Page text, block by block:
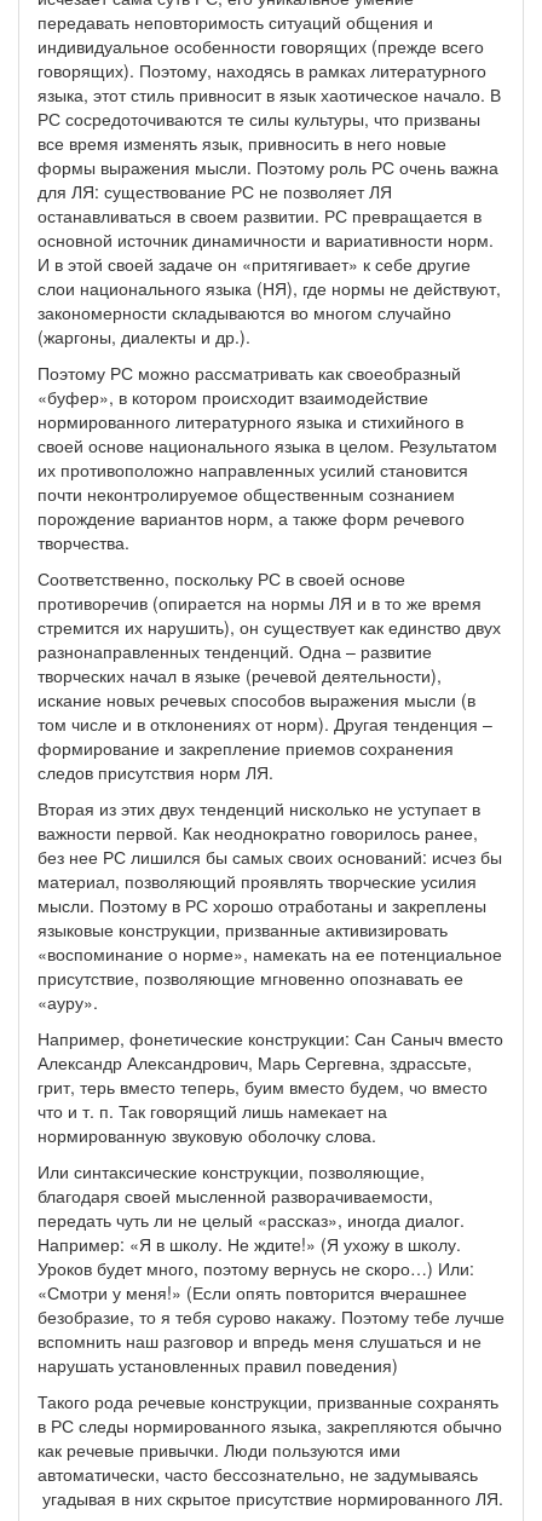
передавать неповторимость ситуаций общения и
индивидуальное особенности говорящих (прежде всего
говорящих). Поэтому, находясь в рамках литературного
языка, этот стиль привносит в язык хаотическое начало. В
РС сосредоточиваются те силы культуры, что призваны
все время изменять язык, привносить в него новые
формы выражения мысли. Поэтому роль РС очень важна
для ЛЯ: существование РС не позволяет ЛЯ
останавливаться в своем развитии. РС превращается в
основной источник динамичности и вариативности норм.
И в этой своей задаче он «притягивает» к себе другие
слои национального языка (НЯ), где нормы не действуют,
закономерности складываются во многом случайно
(жаргоны, диалекты и др.).
Поэтому РС можно рассматривать как своеобразный
«буфер», в котором происходит взаимодействие
нормированного литературного языка и стихийного в
своей основе национального языка в целом. Результатом
их противоположно направленных усилий становится
почти неконтролируемое общественным сознанием
порождение вариантов норм, а также форм речевого
творчества.
Соответственно, поскольку РС в своей основе
противоречив (опирается на нормы ЛЯ и в то же время
стремится их нарушить), он существует как единство двух
разнонаправленных тенденций. Одна – развитие
творческих начал в языке (речевой деятельности),
искание новых речевых способов выражения мысли (в
том числе и в отклонениях от норм). Другая тенденция –
формирование и закрепление приемов сохранения
следов присутствия норм ЛЯ.
Вторая из этих двух тенденций нисколько не уступает в
важности первой. Как неоднократно говорилось ранее,
без нее РС лишился бы самых своих оснований: исчез бы
материал, позволяющий проявлять творческие усилия
мысли. Поэтому в РС хорошо отработаны и закреплены
языковые конструкции, призванные активизировать
«воспоминание о норме», намекать на ее потенциальное
присутствие, позволяющие мгновенно опознавать ее
«ауру».
Например, фонетические конструкции: Сан Саныч вместо
Александр Александрович, Марь Сергевна, здрассьте,
грит, терь вместо теперь, буим вместо будем, чо вместо
что и т. п. Так говорящий лишь намекает на
нормированную звуковую оболочку слова.
Или синтаксические конструкции, позволяющие,
благодаря своей мысленной разворачиваемости,
передать чуть ли не целый «рассказ», иногда диалог.
Например: «Я в школу. Не ждите!» (Я ухожу в школу.
Уроков будет много, поэтому вернусь не скоро…) Или:
«Смотри у меня!» (Если опять повторится вчерашнее
безобразие, то я тебя сурово накажу. Поэтому тебе лучше
вспомнить наш разговор и впредь меня слушаться и не
нарушать установленных правил поведения)
Такого рода речевые конструкции, призванные сохранять
в РС следы нормированного языка, закрепляются обычно
как речевые привычки. Люди пользуются ими
автоматически, часто бессознательно, не задумываясь
угадывая в них скрытое присутствие нормированного ЛЯ.